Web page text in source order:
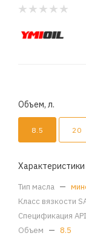
Объем, л.
8.5 20
Характеристики
Тип масла —
Класс вязкости
Спецификация API
Объем — 8.5